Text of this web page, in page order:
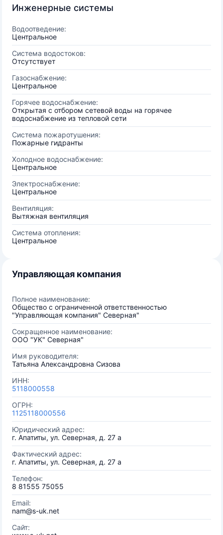
Инженерные системы
Водоотведение:
Центральное
Система водостоков:
Отсутствует
Газоснабжение:
Центральное
Горячее водоснабжение:
Открытая с отбором сетевой воды на горячее
водоснабжение из тепловой сети
Система пожаротушения:
Пожарные гидранты
Холодное водоснабжение:
Центральное
Электроснабжение:
Центральное
Вентиляция:
Вытяжная вентиляция
Система отопления:
Центральное
Управляющая компания
Полное наименование:
Общество с ограниченной ответственностью
"Управляющая компания" Северная"
Сокращенное наименование:
ООО "УК" Северная"
Имя руководителя:
Татьяна Александровна Сизова
ИНН:
5118000558
ОГРН:
1125118000556
Юридический адрес:
г. Апатиты, ул. Северная, д. 27 а
Фактический адрес:
г. Апатиты, ул. Северная, д. 27 а
Телефон:
8 81555 75055
Email:
nam@s-uk.net
Сайт: